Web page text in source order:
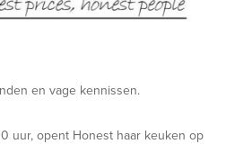
en vage kennissen.
uur, opent Honest haar keuken op